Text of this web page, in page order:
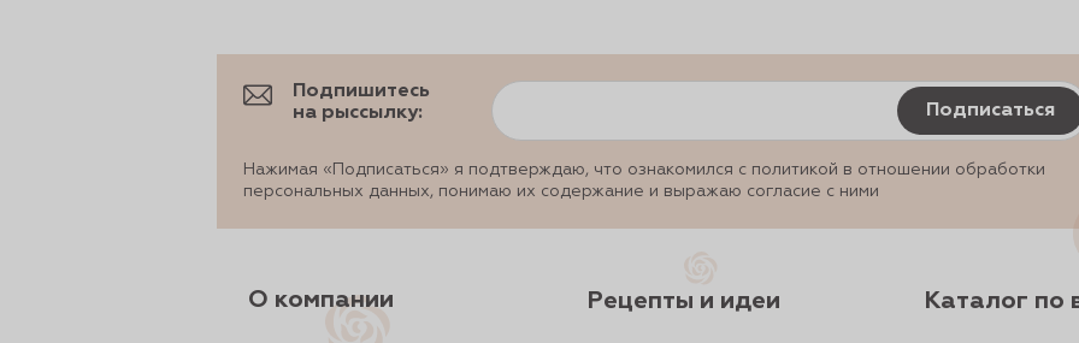
Подпишитесь
на рыссылку:
Подписаться
Нажимая «Подписаться» я подтверждаю, что ознакомился с политикой в отношении обработки
персональных данных, понимаю их содержание и выражаю согласие с ними
О компании Рецепты и идеи Каталог по